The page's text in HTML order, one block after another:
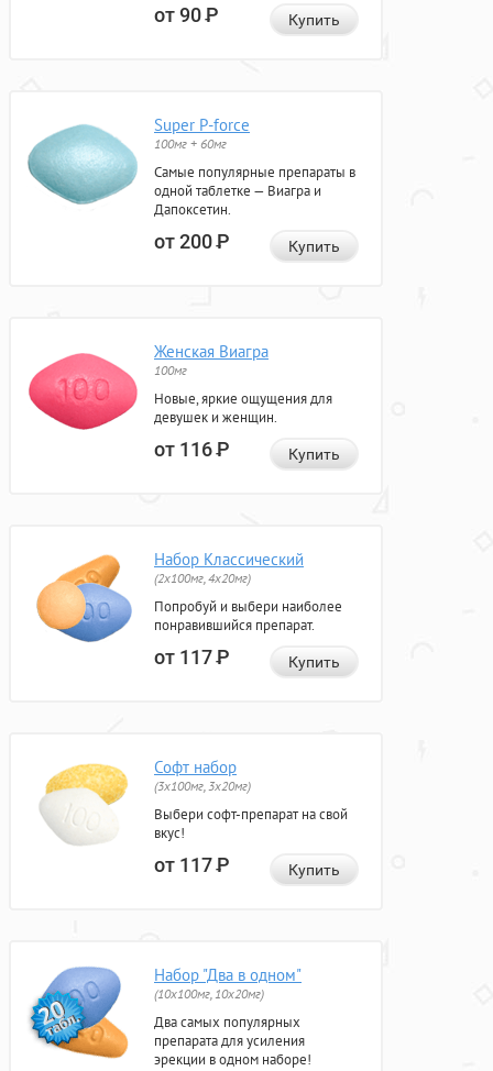
от 90Р Купить
Super P-force
100мг + 60мг
Самые популярные препараты в
одной таблетке — Виагра и
Дапоксетин.
от 200Р Купить
Женская Виагра
100мг
Новые, яркие ощущения для
девушек и женщин.
от 116Р Купить
Набор Классический
(2x100мг, 4x20мг)
Попробуй и выбери наиболее
понравившийся препарат.
от 117Р Купить
Софт набор
(3x100мг, 3x20мг)
Выбери софт-препарат на свой
вкус!
от 117Р Купить
Набор "Два в одном"
(10x100мг, 10x20мг)
Два самых популярных
препарата для усиления
эрекции в одном наборе!